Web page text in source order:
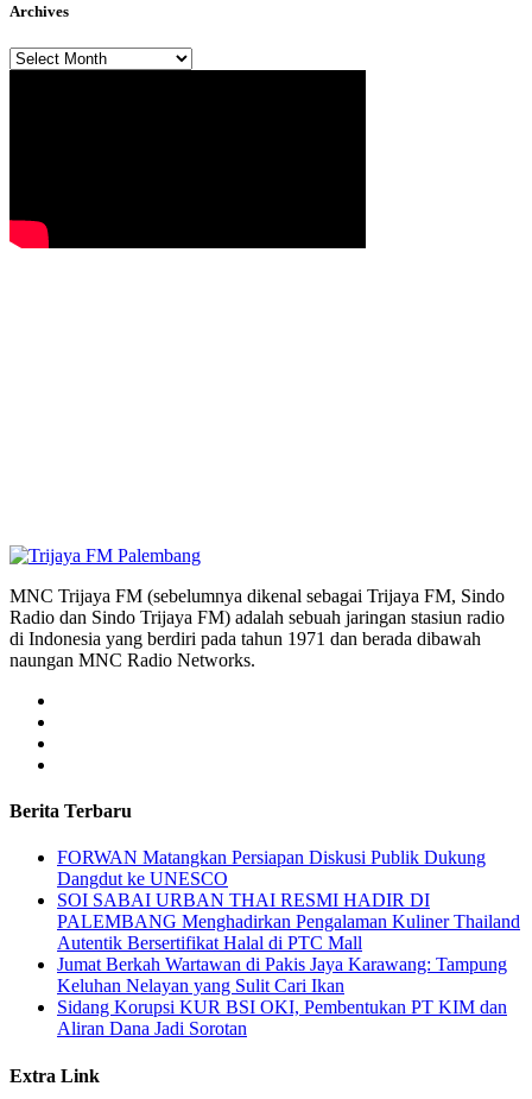
Archives
Archives
MNC Trijaya FM (sebelumnya dikenal sebagai Trijaya FM, Sindo
Radio dan Sindo Trijaya FM) adalah sebuah jaringan stasiun radio
di Indonesia yang berdiri pada tahun 1971 dan berada dibawah
naungan MNC Radio Networks.
Berita Terbaru
FORWAN Matangkan Persiapan Diskusi Publik Dukung
Dangdut ke UNESCO
SOI SABAI URBAN THAI RESMI HADIR DI
PALEMBANG Menghadirkan Pengalaman Kuliner Thailand
Autentik Bersertifikat Halal di PTC Mall
Jumat Berkah Wartawan di Pakis Jaya Karawang: Tampung
Keluhan Nelayan yang Sulit Cari Ikan
Sidang Korupsi KUR BSI OKI, Pembentukan PT KIM dan
Aliran Dana Jadi Sorotan
Extra Link